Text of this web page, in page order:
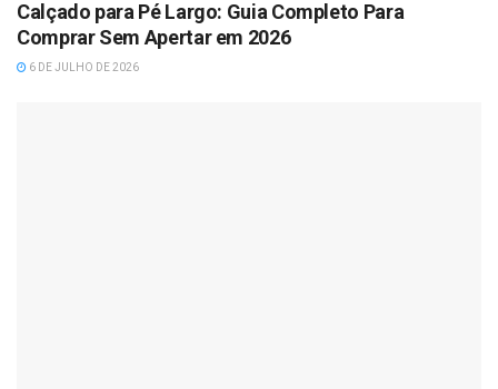
Calçado para Pé Largo: Guia Completo Para
Comprar Sem Apertar em 2026
6 DE JULHO DE 2026